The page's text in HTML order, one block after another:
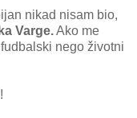
nikad nisam bio,
Varge.Ako me
nego životni